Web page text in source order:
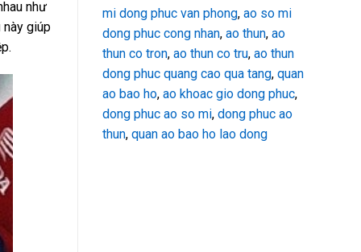
như
này giúp
mi dong phuc van phong, ao so mi
dong phuc cong nhan, ao thun, ao
thun co tron, ao thun co tru, ao thun
dong phuc quang cao qua tang, quan
ao bao ho, ao khoac gio dong phuc,
dong phuc ao so mi, dong phuc ao
thun, quan ao bao ho lao dong